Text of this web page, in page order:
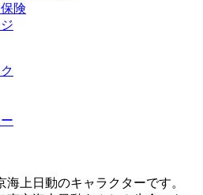
険
上日動のキャラクターです。